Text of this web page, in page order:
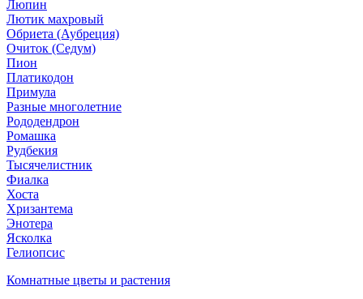
Люпин
Лютик махровый
Обриета (Аубреция)
Очиток (Седум)
Пион
Платикодон
Примула
Разные многолетние
Рододендрон
Ромашка
Рудбекия
Тысячелистник
Фиалка
Хоста
Хризантема
Энотера
Ясколка
Гелиопсис
Комнатные цветы и растения